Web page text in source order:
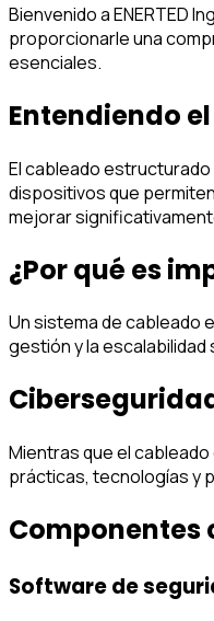
Bienvenido a ENERTED
proporcionarle una
esenciales.
Entendiendo
El cableado
dispositivos que
mejorar
¿Por qué es
Un sistema de cableado
gestión y la
Mientras que el
prácticas, tecnologías y
Componentes
Software de